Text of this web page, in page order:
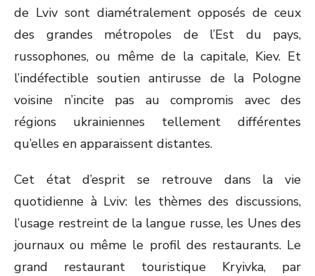
de Lviv sont diamétralement opposés de ceux
des grandes métropoles de l’Est du pays,
russophones, ou même de la capitale, Kiev. Et
l’indéfectible soutien antirusse de la Pologne
voisine n’incite pas au compromis avec des
régions ukrainiennes tellement différentes
qu’elles en apparaissent distantes.
Cet état d’esprit se retrouve dans la vie
quotidienne à Lviv: les thèmes des discussions,
l’usage restreint de la langue russe, les Unes des
journaux ou même le profil des restaurants. Le
grand restaurant touristique Kryivka, par